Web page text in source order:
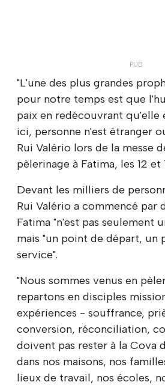
"L'une des plus grandes
pour notre temps est que
paix en redécouvrant qu'elle
ici, personne n'est étranger
Rui Valério lors de la messe
pèlerinage à Fatima, les 12 et
Devant les milliers de
Rui Valério a commencé par
Fatima "n'est pas seulement
mais "un point de départ, un
service".
"Nous sommes venus en
repartons en disciples
expériences - souffrance,
conversion, réconciliation,
doivent pas rester à la Cova
dans nos maisons, nos
lieux de travail, nos écoles,